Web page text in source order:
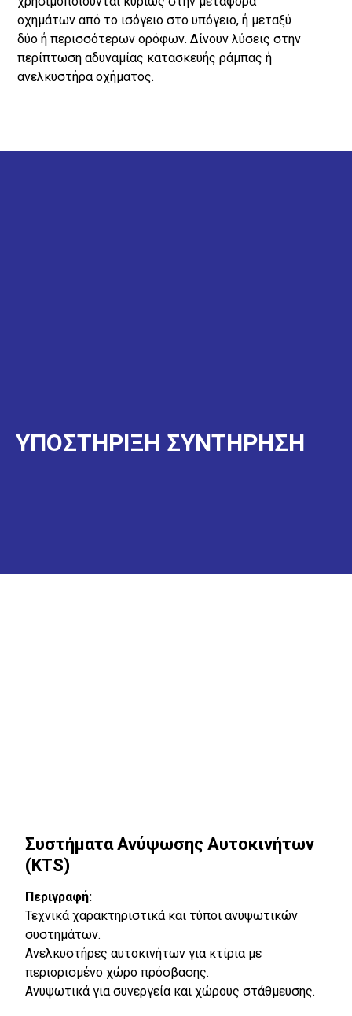
οχημάτων από το ισόγειο στο υπόγειο, ή μεταξύ
δύο ή περισσότερων ορόφων. Δίνουν λύσεις στην
περίπτωση αδυναμίας κατασκευής ράμπας ή
ανελκυστήρα οχήματος.
ΥΠΟΣΤΗΡΙΞΗ ΣΥΝΤΗΡΗΣΗ
Συστήματα Ανύψωσης Αυτοκινήτων
(KTS)
Περιγραφή:
Τεχνικά χαρακτηριστικά και τύποι ανυψωτικών
συστημάτων.
Ανελκυστήρες αυτοκινήτων για κτίρια με
περιορισμένο χώρο πρόσβασης.
Ανυψωτικά για συνεργεία και χώρους στάθμευσης.